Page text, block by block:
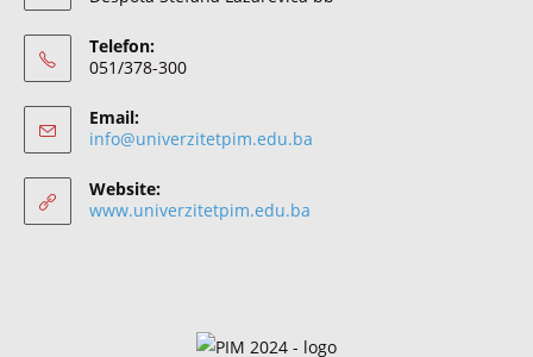
Telefon:
051/378-300
Email:
info@univerzitetpim.edu.ba
Website:
www.univerzitetpim.edu.ba